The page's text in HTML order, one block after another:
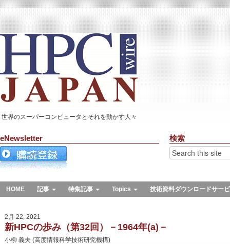
世界のスーパーコンピュータとそれを動かす人々
eNewsletter 検索
HOME 記事 特集記事 Topics 技術資料ダウンロードサー
2月 22, 2021
新HPCの歩み（第32回）－1964年(a)－
小柳 義夫 (高度情報科学技術研究機構)